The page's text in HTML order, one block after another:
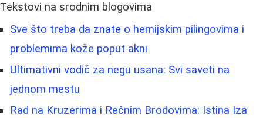
Tekstovi na srodnim blogovima
Sve što treba da znate o hemijskim pilingovima i
problemima kože poput akni
Ultimativni vodič za negu usana: Svi saveti na
jednom mestu
Rad na Kruzerima i Rečnim Brodovima: Istina Iza